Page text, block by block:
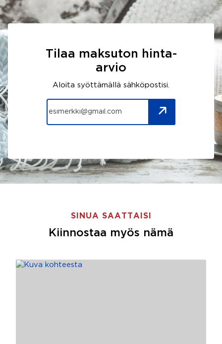
Tilaa maksuton hinta-
arvio
Aloita syöttämällä sähköpostisi.
SINUA SAATTAISI
Kiinnostaa myös nämä